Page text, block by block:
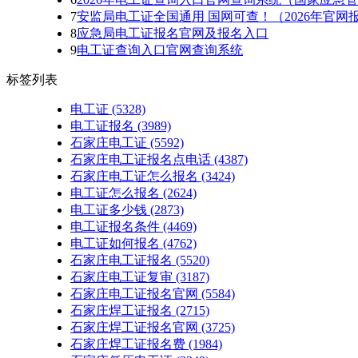
7安监局电工证全国通用 国网可查！（2026年官网
8应急局电工证报名官网及报名入口
9电工证查询入口官网查询系统
标签列表
电工证 (5328)
电工证报名 (3989)
石家庄电工证 (5592)
石家庄电工证报名点电话 (4387)
石家庄电工证怎么报名 (3424)
电工证怎么报名 (2624)
电工证多少钱 (2873)
电工证报名条件 (4469)
电工证如何报名 (4762)
石家庄电工证报名 (5520)
石家庄电工证复审 (3187)
石家庄电工证报名官网 (5584)
石家庄焊工证报名 (2715)
石家庄焊工证报名官网 (3725)
石家庄焊工证报名费 (1984)